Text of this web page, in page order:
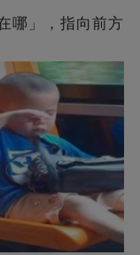
哪」，指向前方